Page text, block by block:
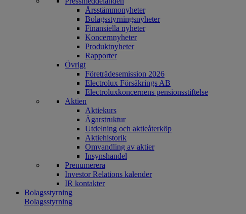
Årsstämmonyheter
Bolagsstyrningsnyheter
Finansiella nyheter
Koncernnyheter
Produktnyheter
Rapporter
Övrigt
Företrädesemission 2026
Electrolux Försäkrings AB
Electroluxkoncernens pensionsstiftelse
Aktien
Aktiekurs
Ägarstruktur
Utdelning och aktieåterköp
Aktiehistorik
Omvandling av aktier
Insynshandel
Prenumerera
Investor Relations kalender
IR kontakter
Bolagsstyrning
Bolagsstyrning